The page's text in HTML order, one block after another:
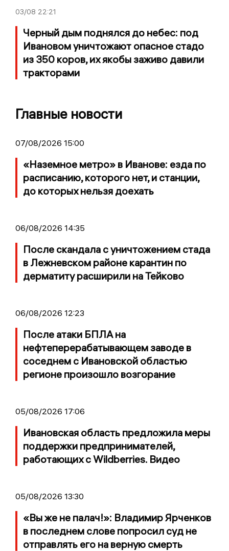
03/08 22:21
Черный дым поднялся до небес: под
Ивановом уничтожают опасное стадо
из 350 коров, их якобы заживо давили
тракторами
Главные новости
07/08/2026 15:00
«Наземное метро» в Иванове: езда по
расписанию, которого нет, и станции,
до которых нельзя доехать
06/08/2026 14:35
После скандала с уничтожением стада
в Лежневском районе карантин по
дерматиту расширили на Тейково
06/08/2026 12:23
После атаки БПЛА на
нефтеперерабатывающем заводе в
соседнем с Ивановской областью
регионе произошло возгорание
05/08/2026 17:06
Ивановская область предложила меры
поддержки предпринимателей,
работающих с Wildberries. Видео
05/08/2026 13:30
«Вы же не палач!»: Владимир Ярченков
в последнем слове попросил суд не
отправлять его на верную смерть